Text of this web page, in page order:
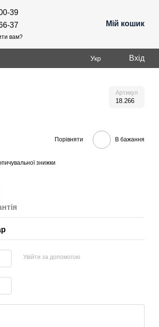
39
37
вам?
Мій кошик
Укр Вхід
Артикул
18.266
Порівняти В бажання
знижки
Увійти за допомогою